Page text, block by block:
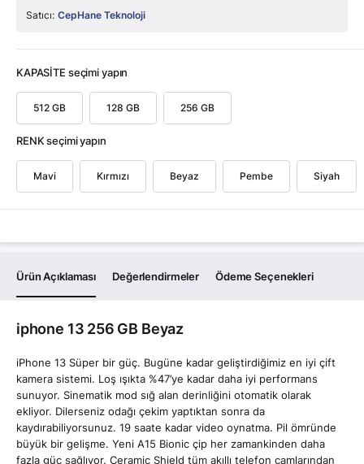
Satıcı: CepHane Teknoloji
KAPASİTE seçimi yapın
512 GB 128 GB 256 GB
RENK seçimi yapın
Mavi Kırmızı Beyaz Pembe Siyah
Ürün Açıklaması Değerlendirmeler Ödeme Seçenekleri
iphone 13 256 GB Beyaz
iPhone 13 Süper bir güç. Bugüne kadar geliştirdiğimiz en iyi çift
kamera sistemi. Loş ışıkta %47’ye kadar daha iyi performans
sunuyor. Sinematik mod sığ alan derinliğini otomatik olarak
ekliyor. Dilerseniz odağı çekim yaptıktan sonra da
kaydırabiliyorsunuz. 19 saate kadar video oynatma. Pil ömründe
büyük bir gelişme. Yeni A15 Bionic çip her zamankinden daha
fazla güç sağlıyor. Ceramic Shield tüm akıllı telefon camlarından